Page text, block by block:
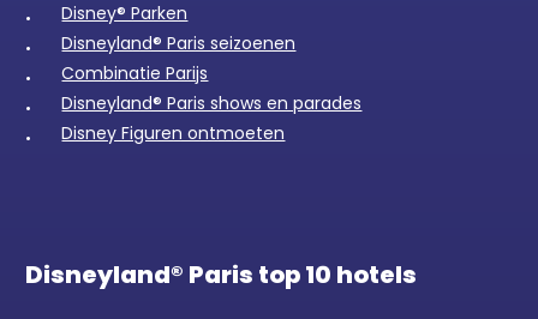
Disney® Parken
Disneyland® Paris seizoenen
Combinatie Parijs
Disneyland® Paris shows en parades
Disney Figuren ontmoeten
Disneyland® Paris top 10 hotels